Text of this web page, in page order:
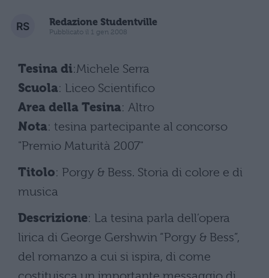
Redazione Studentville
Pubblicato il 1 gen 2008
Tesina di:Michele Serra
Scuola: Liceo Scientifico
Area della Tesina: Altro
Nota: tesina partecipante al concorso
"Premio Maturità 2007"
Titolo: Porgy & Bess. Storia di colore e di
musica
Descrizione: La tesina parla dell’opera
lirica di George Gershwin “Porgy & Bess”,
del romanzo a cui si ispira, di come